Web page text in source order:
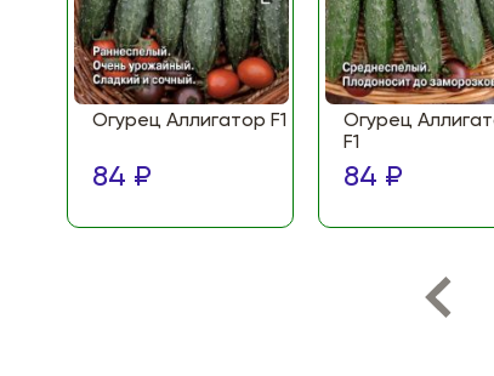
Огурец Аллигатор F1
84 ₽
Огурец
F1
84 ₽